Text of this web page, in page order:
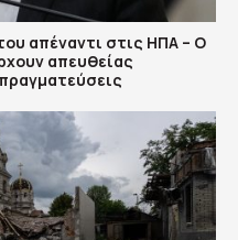
απέναντι στις ΗΠΑ – Ο
απευθείας